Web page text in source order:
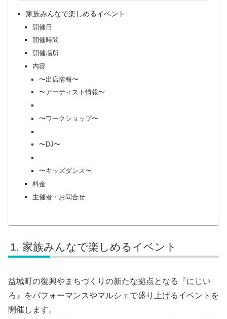
家族みんなで楽しめるイベント
開催日
開催時間
開催場所
内容
〜出店情報〜
〜アーティスト情報〜
〜ワークショップ〜
〜DJ〜
〜キッズダンス〜
料金
主催者・お問合せ
家族みんなで楽しめるイベント
益城町の復興やまちづくりの新たな拠点となる『にじい
ろ』をパフォーマンスやマルシェで盛り上げるイベントを
開催します。